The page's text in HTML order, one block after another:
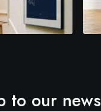
to our news